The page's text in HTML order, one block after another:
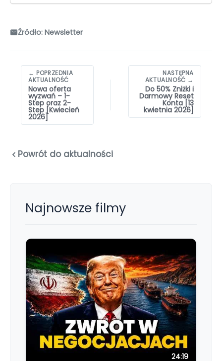
Źródło: Newsletter
Nawigacja
wpisów
← POPRZEDNIA
AKTUALNOŚĆ
Nowa oferta
wyzwań – 1-
Step oraz 2-
Step [Kwiecień
2026]
NASTĘPNA
AKTUALNOŚĆ →
Do 50% Zniżki i
Darmowy Reset
Konta [13
kwietnia 2026]
Powrót do aktualności
Najnowsze filmy
24:19